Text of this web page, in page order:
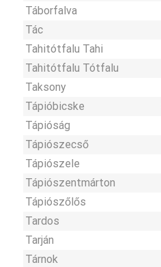
Táborfalva
Tác
Tahitótfalu Tahi
Tahitótfalu Tótfalu
Taksony
Tápióbicske
Tápióság
Tápiószecső
Tápiószele
Tápiószentmárton
Tápiószőlős
Tardos
Tarján
Tárnok